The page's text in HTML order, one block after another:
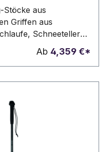
Stöcke aus
Griffen aus
Schneeteller
Verpackt in
Ab 4,359 €*